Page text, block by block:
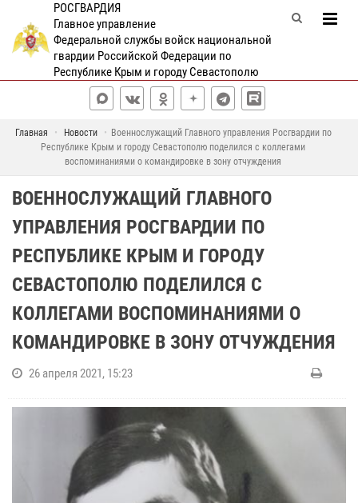
РОСГВАРДИЯ
Главное управление
Федеральной службы войск национальной
гвардии Российской Федерации по
Республике Крым и городу Севастополю
Главная Новости
Военнослужащий Главного управления Росгвардии по
Республике Крым и городу Севастополю поделился с коллегами
воспоминаниями о командировке в зону отчуждения
ВОЕННОСЛУЖАЩИЙ ГЛАВНОГО
УПРАВЛЕНИЯ РОСГВАРДИИ ПО
РЕСПУБЛИКЕ КРЫМ И ГОРОДУ
СЕВАСТОПОЛЮ ПОДЕЛИЛСЯ С
КОЛЛЕГАМИ ВОСПОМИНАНИЯМИ О
КОМАНДИРОВКЕ В ЗОНУ ОТЧУЖДЕНИЯ
26 апреля 2021, 15:23